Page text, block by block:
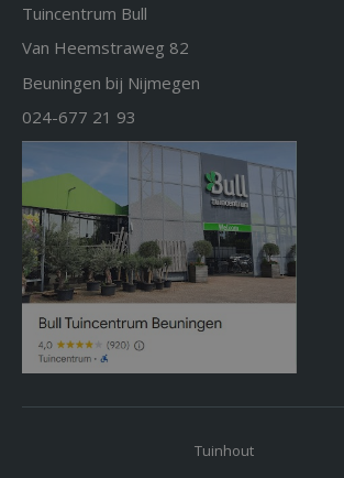
Tuincentrum Bull
Van Heemstraweg 82
Beuningen bij Nijmegen
024-677 21 93
Tuinhout